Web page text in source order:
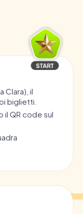
Clara), il
biglietti.
il QR code sul